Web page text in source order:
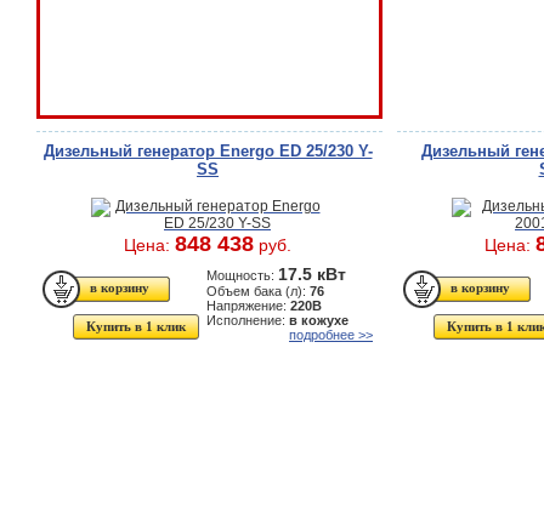
Дизельный генератор Energo ED 25/230 Y-
SS
Цена: 848 438 руб.
Купить в 1 клик
Мощность: 17.5 кВт
Объем бака (л): 76
Напряжение: 220В
Исполнение: в кожухе
подробнее >>
Дизельный
Цена:
Купить в 1